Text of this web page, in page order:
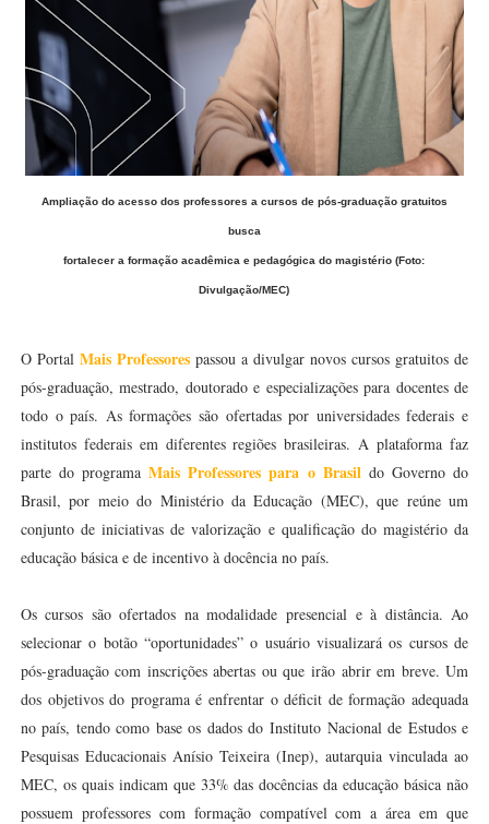
Ampliação do acesso dos professores a cursos de pós-graduação gratuitos
busca
fortalecer a formação acadêmica e pedagógica do magistério (Foto:
Divulgação/MEC)
O Portal Mais Professorespassou a divulgar novos cursos gratuitos de
pós-graduação, mestrado, doutorado e especializações para docentes de
todo o país. As formações são ofertadas por universidades federais e
institutos federais em diferentes regiões brasileiras. A plataforma faz
parte do programaMais Professores para o Brasildo Governo do
Brasil, por meio do Ministério da Educação (MEC), que reúne um
conjunto de iniciativas de valorização e qualificação do magistério da
educação básica e de incentivo à docência no país.
Os cursos são ofertados na modalidade presencial e à distância. Ao
selecionar o botão “oportunidades” o usuário visualizará os cursos de
pós-graduação com inscrições abertas ou que irão abrir em breve. Um
dos objetivos do programa é enfrentar o déficit de formação adequada
no país, tendo como base os dados do Instituto Nacional de Estudos e
Pesquisas Educacionais Anísio Teixeira (Inep), autarquia vinculada ao
MEC, os quais indicam que 33% das docências da educação básica não
possuem professores com formação compatível com a área em que